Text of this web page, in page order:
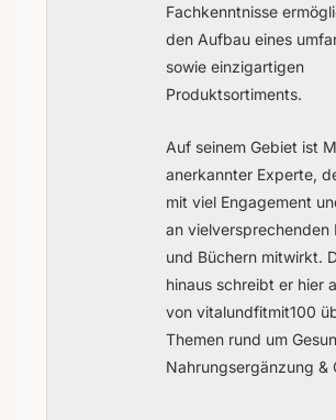
Fachkenntnisse
den Aufbau eines
sowie einzigartigen
Produktsortiments.
Auf seinem Gebiet ist
anerkannter Experte,
mit viel Engagement
an vielversprechenden
und Büchern mitwirkt.
hinaus schreibt er hier
von vitalundfitmit100
Themen rund um
Nahrungsergänzung &